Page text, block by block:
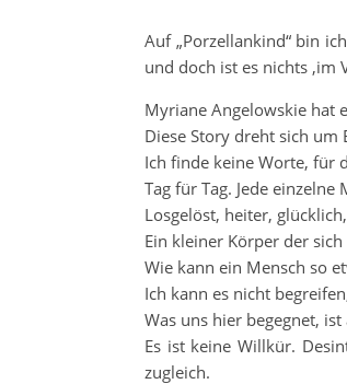
Auf „Porzellankind“ bin
und doch ist es nichts ,im
Myriane Angelowskie hat
Diese Story dreht sich
Ich finde keine Worte, für
Tag für Tag. Jede
Losgelöst, heiter,
Ein kleiner Körper der
Wie kann ein Mensch so
Ich kann es nicht
Was uns hier begegnet,
Es ist keine Willkür.
zugleich.